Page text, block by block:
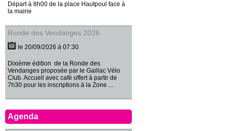
Départ à 8h00 de la place Hautpoul face à
la mairie
Ronde des Vendanges 2026
le 20/09/2026 à 07:30
Dixième édition de la Ronde des
Vendanges proposée par le Gaillac Vélo
Club. Accueil avec café offert à partir de
7h30 pour les inscriptions à la Zone ...
Agenda